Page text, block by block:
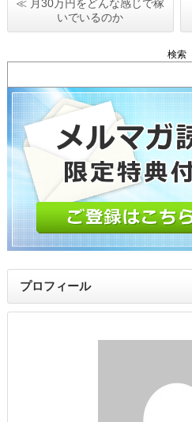
≪ 月30万円をどんな感じで稼
いでいるのか
検索
プロフィール